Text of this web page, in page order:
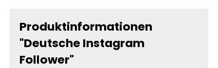
Produktinformationen
"Deutsche Instagram
Follower"